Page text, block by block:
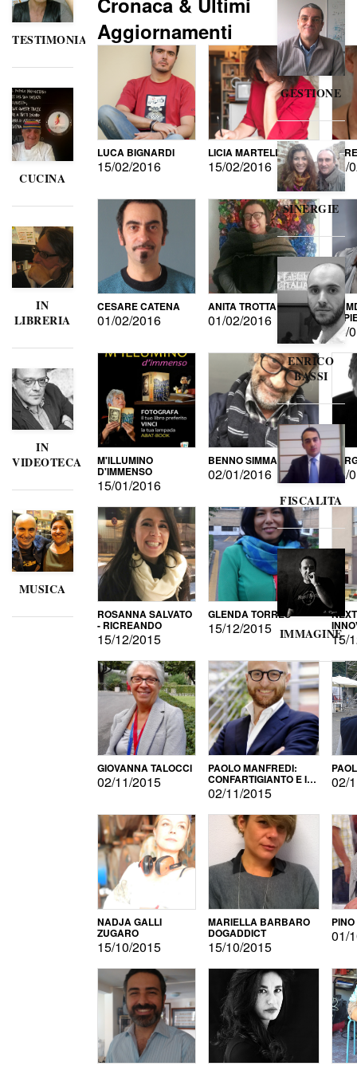
TESTIMONIANZE
CUCINA
IN
LIBRERIA
IN
VIDEOTECA
MUSICA
Aggiornamenti
LUCA BIGNARDI
15/02/2016
LICIA MARTELLI
15/02/2016 15/
CESARE CATENA
01/02/2016
ANITA TROTTA
01/02/2016 DI
15/
M'ILLUMINO
D'IMMENSO
15/01/2016
BENNO SIMMA
02/01/2016
ROSANNA SALVATO
- RICREANDO
15/12/2015
GLENDA TORRES
15/12/2015
15/
GIOVANNA TALOCCI
02/11/2015
PAOLO MANFREDI:
CONFARTIGIANTO E IL
SONDAGGIO
02/11/2015
02/
NADJA GALLI
ZUGARO
15/10/2015
MARIELLA BARBARO
DOGADDICT
15/10/2015
01/
GESTIONE
SINERGIE
ENRICO
BASSI
FISCALITA
IMMAGINE